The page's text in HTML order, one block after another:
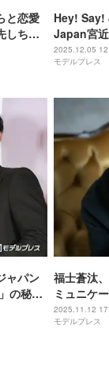
と恋愛
しちゃ
Hey! Say!
Japan宮
披露「濡
力すごい
2025.12.05
モデルプレス
ャパン
の秘密
福士蒼汰
ミュニケ
る裏で大
【インタ
2025.11.12
モデルプレス